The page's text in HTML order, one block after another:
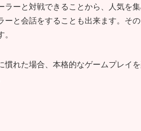
ラーと対戦できることから、人気を
ーと会話をすることも出来ます。そ
慣れた場合、本格的なゲームプレイ